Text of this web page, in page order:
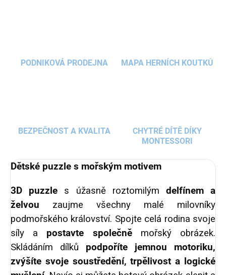
PODNIKOVÁ PRODEJNA MAPA HERNÍCH KOUTKŮ
BEZPEČNOST A KVALITA
CHYTRÉ DÍTĚ DÍKY
MONTESSORI
Dětské puzzle s mořským motivem
3D puzzle s úžasně roztomilým delfínem a
želvou zaujme všechny malé milovníky
podmořského království. Spojte celá rodina svoje
síly a postavte společněmořský obrázek.
Skládáním dílků podpoříte jemnou motoriku,
zvýšíte svoje soustředění, trpělivost a logické